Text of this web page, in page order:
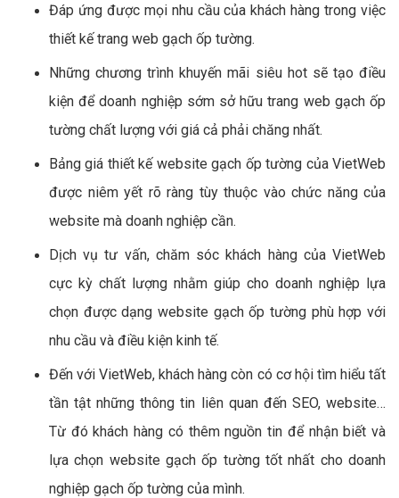
Đáp ứng được mọi nhu cầu của khách hàng trong việc
thiết kế trang web gạch ốp tường.
Những chương trình khuyến mãi siêu hot sẽ tạo điều
kiện để doanh nghiệp sớm sở hữu trang web gạch ốp
tường chất lượng với giá cả phải chăng nhất.
Bảng giá thiết kế website gạch ốp tường của VietWeb
được niêm yết rõ ràng tùy thuộc vào chức năng của
website mà doanh nghiệp cần.
Dịch vụ tư vấn, chăm sóc khách hàng của VietWeb
cực kỳ chất lượng nhằm giúp cho doanh nghiệp lựa
chọn được dạng website gạch ốp tường phù hợp với
nhu cầu và điều kiện kinh tế.
Đến với VietWeb, khách hàng còn có cơ hội tìm hiểu tất
tần tật những thông tin liên quan đến SEO, website…
Từ đó khách hàng có thêm nguồn tin để nhận biết và
lựa chọn website gạch ốp tường tốt nhất cho doanh
nghiệp gạch ốp tường của mình.